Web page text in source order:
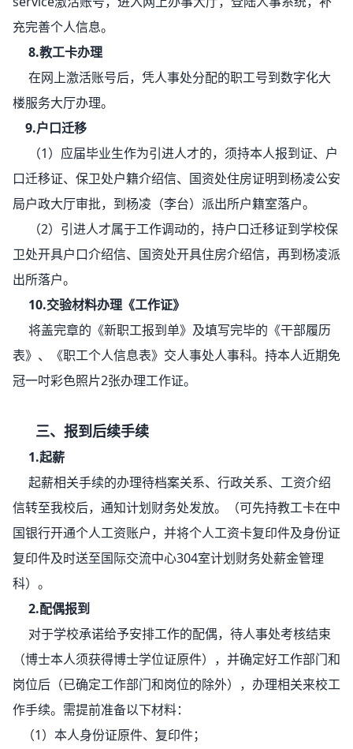
充完善个人信息。
8.教工卡办理
在网上激活账号后， 凭人事处分配的职工号到数字化大
楼服务大厅办理。
9.户口迁移
（1）应届毕业生作为引进人才的，须持本人报到证、户
口迁移证、保卫处户籍介绍信、国资处住房证明到杨凌公安
局户政大厅审批，到杨凌（李台）派出所户籍室落户。
（2）引进人才属于工作调动的，持户口迁移证到学校保
卫处开具户口介绍信、国资处开具住房介绍信，再到杨凌派
出所落户。
10.交验材料办理《工作证》
将盖完章的《新职工报到单》及填写完毕的《干部履历
表》、《职工个人信息表》交人事处人事科。持本人近期免
冠一吋彩色照片2张办理工作证。
三、报到后续手续
1.起薪
起薪相关手续的办理待档案关系、行政关系、工资介绍
信转至我校后，通知计划财务处发放。（可先持教工卡在中
国银行开通个人工资账户，并将个人工资卡复印件及身份证
复印件及时送至国际交流中心304室计划财务处薪金管理
科）。
2.配偶报到
对于学校承诺给予安排工作的配偶，待人事处考核结束
（博士本人须获得博士学位证原件），并确定好工作部门和
岗位后（已确定工作部门和岗位的除外），办理相关来校工
作手续。 需提前准备以下材料：
（1）本人身份证原件、复印件；